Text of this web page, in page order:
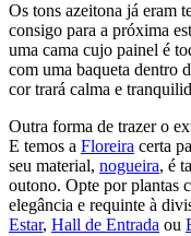
Os tons azeitona já eram
consigo para a próxima
uma cama cujo painel é
com uma baqueta dentro
cor trará calma e
Outra forma de trazer o
E temos a Floreira certa
seu material, nogueira, é
outono. Opte por plantas
elegância e requinte à
Estar, Hall de Entrada ou